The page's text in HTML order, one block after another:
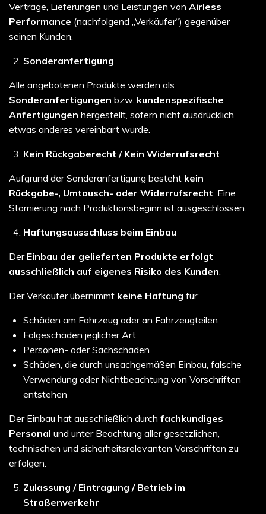
Verträge, Lieferungen und Leistungen von Airless
Performance (nachfolgend „Verkäufer“) gegenüber
seinen Kunden.
Sonderanfertigung
Alle angebotenen Produkte werden als
Sonderanfertigungen bzw. kundenspezifische
Anfertigungen hergestellt, sofern nicht ausdrücklich
etwas anderes vereinbart wurde.
Kein Rückgaberecht / Kein Widerrufsrecht
Aufgrund der Sonderanfertigung besteht kein
Rückgabe-, Umtausch- oder Widerrufsrecht. Eine
Stornierung nach Produktionsbeginn ist ausgeschlossen.
Haftungsausschluss beim Einbau
Der Einbau der gelieferten Produkte erfolgt
ausschließlich auf eigenes Risiko des Kunden.
Der Verkäufer übernimmt keine Haftung für:
Schäden am Fahrzeug oder an Fahrzeugteilen
Folgeschäden jeglicher Art
Personen- oder Sachschäden
Schäden, die durch unsachgemäßen Einbau, falsche
Verwendung oder Nichtbeachtung von Vorschriften
entstehen
Der Einbau hat ausschließlich durch fachkundiges
Personal und unter Beachtung aller gesetzlichen,
technischen und sicherheitsrelevanten Vorschriften zu
erfolgen.
Zulassung / Eintragung / Betrieb im
Straßenverkehr